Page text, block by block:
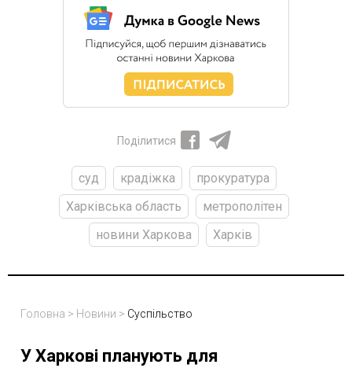
Поділитися
суд крадіжка
прокуратура
Харківська область
метрополітен
новини Харкова
Харків
Головна > Новини > Суспільство
У Харкові планують для